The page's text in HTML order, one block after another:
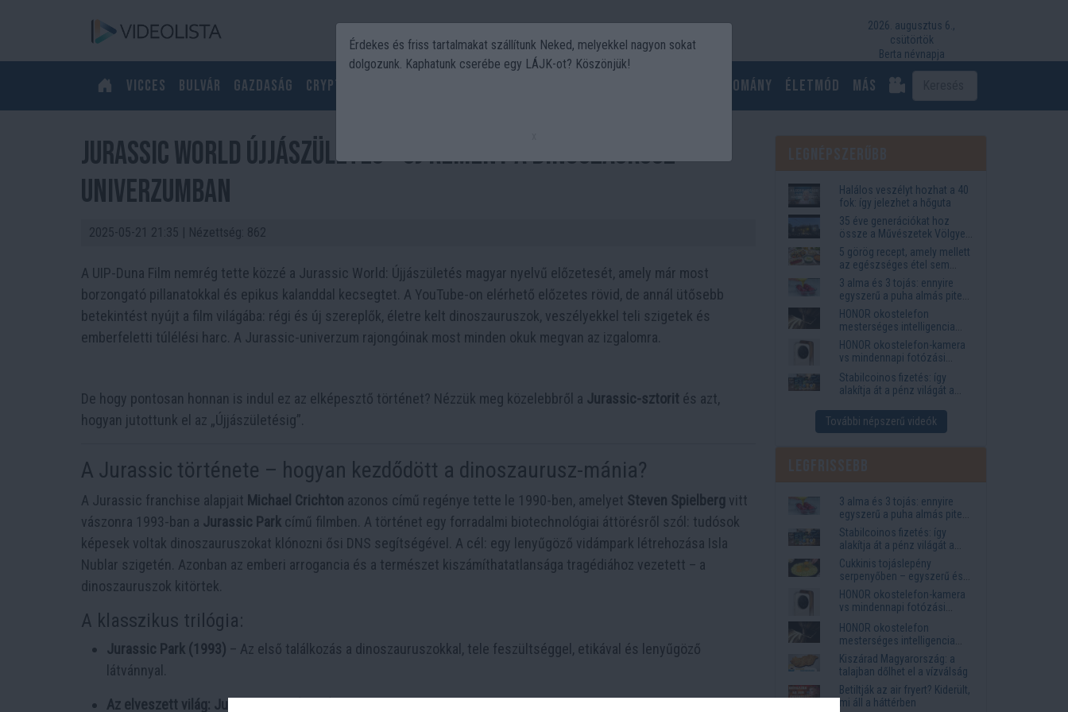
2026. augusztus 6.,
csütörtök
Berta névnapja
Vicces Bulvár Gazdaság Crypto Tudomány Életmód más
Jurassic World Újjászületés – új remény a dinoszaurusz-
univerzumban
2025-05-21 21:35 | Nézettség: 862
A UIP-Duna Film nemrég tette közzé a Jurassic World: Újjászületés magyar nyelvű előzetesét, amely már most
borzongató pillanatokkal és epikus kalanddal kecsegtet. A YouTube-on elérhető előzetes rövid, de annál ütősebb
betekintést nyújt a film világába: régi és új szereplők, életre kelt dinoszauruszok, veszélyekkel teli szigetek és
emberfeletti túlélési harc. A Jurassic-univerzum rajongóinak most minden okuk megvan az izgalomra.
De hogy pontosan honnan is indul ez az elképesztő történet? Nézzük meg közelebbről a Jurassic-sztorit és azt,
hogyan jutottunk el az „Újjászületésig”.
A Jurassic története – hogyan kezdődött a dinoszaurusz-mánia?
A Jurassic franchise alapjait Michael Crichton azonos című regénye tette le 1990-ben, amelyet Steven Spielberg vitt
vászonra 1993-ban a Jurassic Park című filmben. A történet egy forradalmi biotechnológiai áttörésről szól: tudósok
képesek voltak dinoszauruszokat klónozni ősi DNS segítségével. A cél: egy lenyűgöző vidámpark létrehozása Isla
Nublar szigetén. Azonban az emberi arrogancia és a természet kiszámíthatatlansága tragédiához vezetett – a
dinoszauruszok kitörtek.
A klasszikus trilógia:
Jurassic Park (1993) – Az első találkozás a dinoszauruszokkal, tele feszültséggel, etikával és lenyűgöző
látvánnyal.
Az elveszett világ: Jurassic Park (1997)
Halálos veszélyt hozhat a 40
fok: így jelezhet a hőguta
35 éve generációkat hoz
össze a Művészetek Völgye
– megvan a 2027-es időpont
és a bérletár
5 görög recept, amely mellett
az egészséges étel sem
tűnik lemondásnak
3 alma és 3 tojás: ennyire
egyszerű a puha almás pite
titka
HONOR okostelefon
mesterséges intelligencia
funkciók, amelyek
megkönnyítik az életet
HONOR okostelefon-kamera
vs mindennapi fotózási
igények
Stabilcoinos fizetés: így
alakítja át a pénz világát a
Western Union
További népszerű videók
3 alma és 3 tojás: ennyire
egyszerű a puha almás pite
titka
Stabilcoinos fizetés: így
alakítja át a pénz világát a
Visa, a Mastercard és a
Western Union
Cukkinis tojáslepény
serpenyőben – egyszerű és
laktató vacsora
HONOR okostelefon-kamera
vs mindennapi fotózási
igények
HONOR okostelefon
mesterséges intelligencia
funkciók, amelyek
megkönnyítik az életet
Kiszárad Magyarország: a
talajban dőlhet el a vízválság
Betiltják az air fryert? Kiderült,
mi áll a háttérben
Érdekes és friss tartalmakat szállítunk Neked, melyekkel nagyon sokat
dolgozunk. Kaphatunk cserébe egy LÁJK-ot? Köszönjük!